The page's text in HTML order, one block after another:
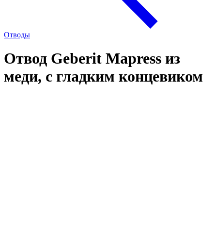
Отводы
Отвод Geberit Mapress из
меди, с гладким концевиком